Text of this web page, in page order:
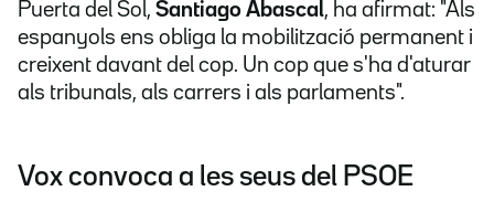
Puerta del Sol, Santiago Abascal, ha afirmat: "Als
espanyols ens obliga la mobilització permanent i
creixent davant del cop. Un cop que s'ha d'aturar
als tribunals, als carrers i als parlaments".
Vox convoca a les seus del PSOE